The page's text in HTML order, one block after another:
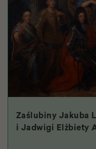
Zaślubiny Jakuba
i Jadwigi Elżbiety